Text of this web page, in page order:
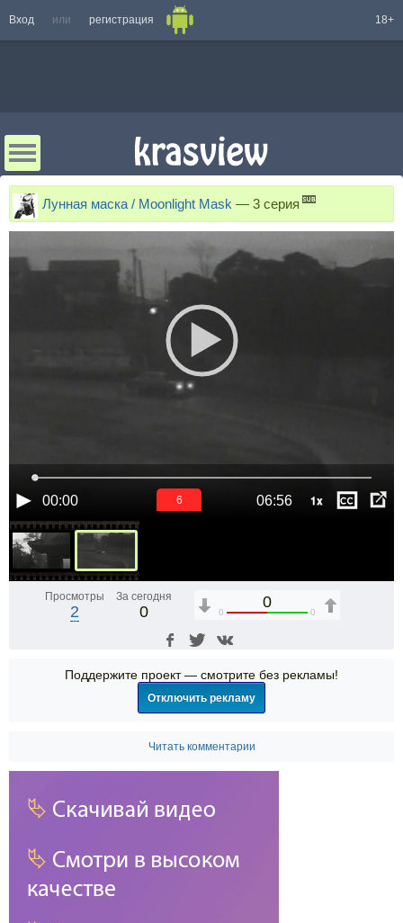
Вход или регистрация 18+
Лунная маска / Moonlight Mask — 3 серия
00:00 06:56 1x
6
Просмотры
2
За сегодня
0
0
0 0
Поддержите проект — смотрите без рекламы!
Отключить рекламу
Читать комментарии